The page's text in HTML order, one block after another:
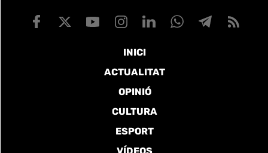
INICI
ACTUALITAT
OPINIÓ
CULTURA
ESPORT